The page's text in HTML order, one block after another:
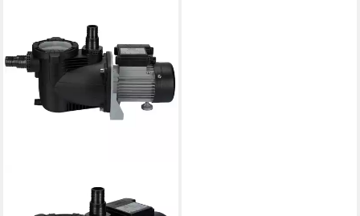
Filterpumpe Poolpumpe,